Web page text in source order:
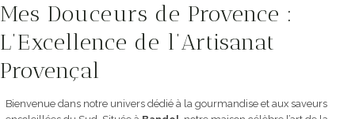
Mes Douceurs de Provence :
L’Excellence de l’Artisanat
Provençal
Bienvenue dans notre univers dédié à la gourmandise et aux saveurs